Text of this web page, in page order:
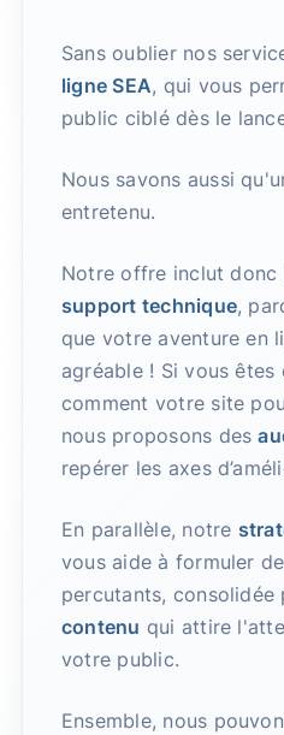
Sans oublier nos
ligne SEA, qui vous
public ciblé dès le
Nous savons aussi
entretenu.
Notre offre inclut donc
support technique,
que votre aventure en
agréable ! Si vous
comment votre site
nous proposons des
repérer les axes
En parallèle, notre
vous aide à formuler
percutants, consolidée
contenu qui attire
votre public.
Ensemble, nous